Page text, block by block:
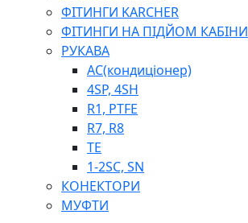
ФІТИНГИ KARCHER
ФІТИНГИ НА ПІДЙОМ КАБІНИ
РУКАВА
AC(кондиціонер)
4SP, 4SH
R1, PTFE
R7, R8
TE
1-2SC, SN
КОНЕКТОРИ
МУФТИ